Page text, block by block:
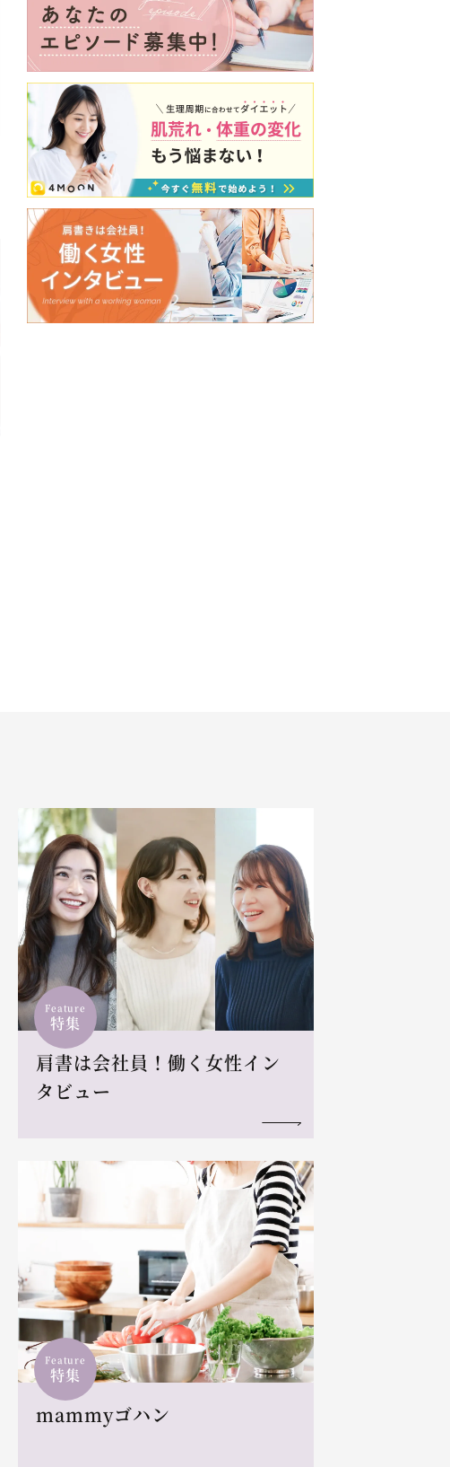
Feature
特集
肩書は会社員！働く女性イン
タビュー
Feature
特集
mammyゴハン